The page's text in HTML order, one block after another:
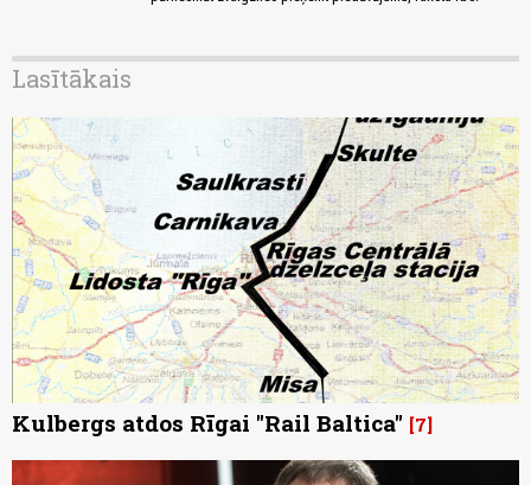
Lasītākais
Kulbergs atdos Rīgai "Rail Baltica" 7